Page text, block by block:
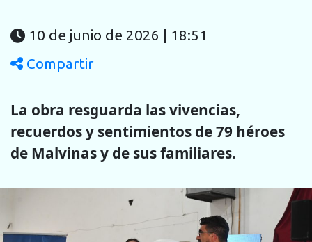
10 de junio de 2026 | 18:51
Compartir
La obra resguarda las vivencias,
recuerdos y sentimientos de 79 héroes
de Malvinas y de sus familiares.